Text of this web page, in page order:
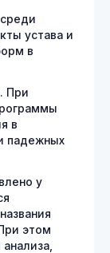
устава и
в
При
в
падежных
у
этом